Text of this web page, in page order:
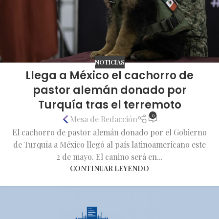
NOTICIAS
Llega a México el cachorro de
pastor alemán donado por
Turquía tras el terremoto
Mesa de Redacción 0
El cachorro de pastor alemán donado por el Gobierno
de Turquía a México llegó al país latinoamericano este
2 de mayo. El canino será en...
CONTINUAR LEYENDO